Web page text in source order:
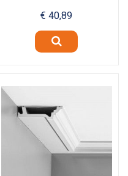
€ 40,89